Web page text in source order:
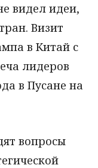
видел идеи,
Визит
в Китай с
лидеров
в Пусане на
вопросы